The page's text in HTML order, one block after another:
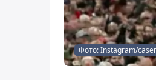
Фото: Instagram/